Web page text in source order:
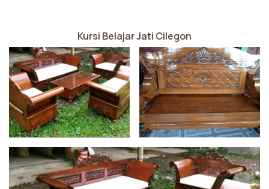
Kursi Belajar Jati Cilegon